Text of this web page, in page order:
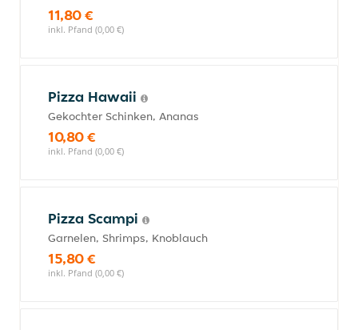
11,80 €
inkl. Pfand (0,00 €)
Pizza Hawaii
Gekochter Schinken, Ananas
10,80 €
inkl. Pfand (0,00 €)
Pizza Scampi
Garnelen, Shrimps, Knoblauch
15,80 €
inkl. Pfand (0,00 €)